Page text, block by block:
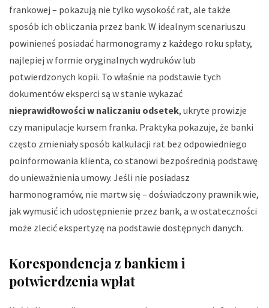
frankowej – pokazują nie tylko wysokość rat, ale także
sposób ich obliczania przez bank. W idealnym scenariuszu
powinieneś posiadać harmonogramy z każdego roku spłaty,
najlepiej w formie oryginalnych wydruków lub
potwierdzonych kopii. To właśnie na podstawie tych
dokumentów eksperci są w stanie wykazać
nieprawidłowości w naliczaniu odsetek, ukryte prowizje
czy manipulacje kursem franka. Praktyka pokazuje, że banki
często zmieniały sposób kalkulacji rat bez odpowiedniego
poinformowania klienta, co stanowi bezpośrednią podstawę
do unieważnienia umowy. Jeśli nie posiadasz
harmonogramów, nie martw się – doświadczony prawnik wie,
jak wymusić ich udostępnienie przez bank, a w ostateczności
może zlecić ekspertyzę na podstawie dostępnych danych.
Korespondencja z bankiem i
potwierdzenia wpłat